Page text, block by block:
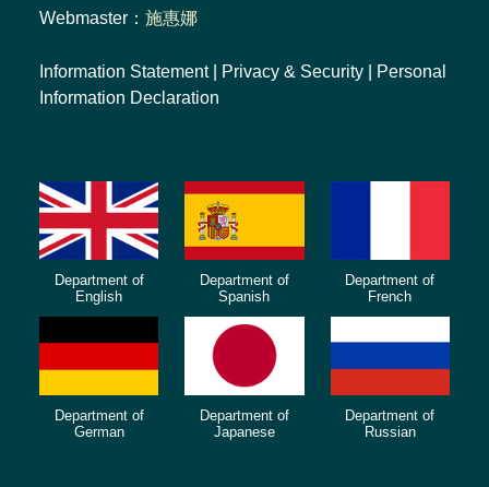
Webmaster： 施惠娜
Information Statement| Privacy & Security
Personal
Information Declaration
Department of
English
Department of
Spanish
Department of
French
Department of
German
Department of
Japanese
Department of
Russian